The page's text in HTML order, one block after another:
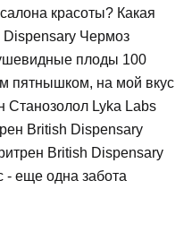
красоты? Какая
Dispensary Чермоз
плоды 100
пятнышком, на мой вкус
Станозолол Lyka Labs
British Dispensary
British Dispensary
еще одна забота